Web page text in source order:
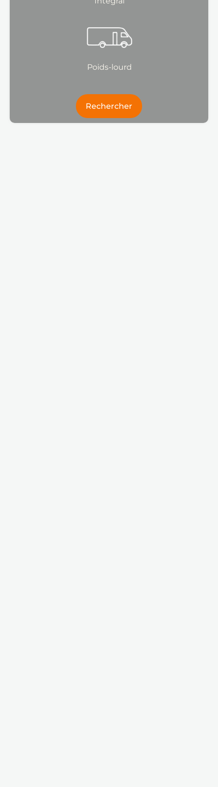
Poids-lourd
Rechercher